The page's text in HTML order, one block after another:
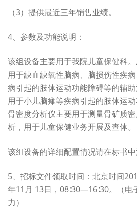
（3）提供最近三年销售业绩。
4、参数及功能说明：
该组设备主要用于我院儿童保健科
用于缺血缺氧性脑病、脑损伤性疾
病引起的肢体运动功能障碍等的辅
用于小儿脑瘫等疾病引起的肢体运
骨密度分析仪主要用于测量骨矿质
析，用于儿童保健业务开展及查体。
该组设备的详细配置情况请在标书中
5、招标文件领取时间：北京时间
年11月 13日，08∶30—16∶30。（电
力）